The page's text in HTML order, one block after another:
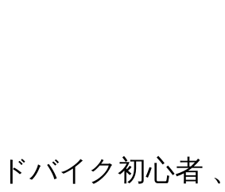
バイク初心者